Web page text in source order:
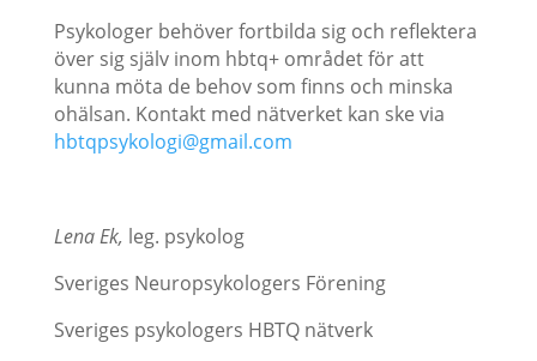
Psykologer behöver fortbilda sig och reflektera
över sig själv inom hbtq+ området för att
kunna möta de behov som finns och minska
ohälsan. Kontakt med nätverket kan ske via
hbtqpsykologi@gmail.com
Lena Ek, leg. psykolog
Sveriges Neuropsykologers Förening
Sveriges psykologers HBTQ nätverk